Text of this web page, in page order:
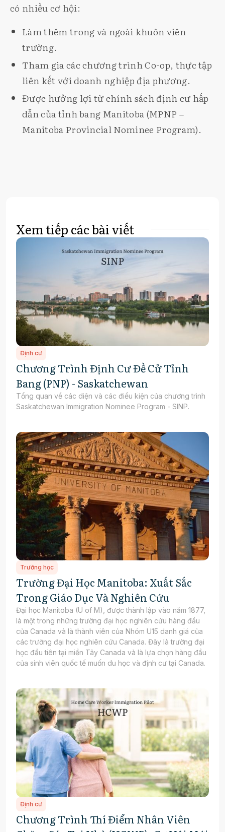
có nhiều cơ hội:
Làm thêm trong và ngoài khuôn viên
trường.
Tham gia các chương trình Co-op, thực tập
liên kết với doanh nghiệp địa phương.
Được hưởng lợi từ chính sách định cư hấp
dẫn của tỉnh bang Manitoba (MPNP –
Manitoba Provincial Nominee Program).
Xem tiếp các bài viết
Định cư
Chương Trình Định Cư Đề Cử Tỉnh
Bang (PNP) - Saskatchewan
Tổng quan về các diện và các điều kiện của chương trình
Saskatchewan Immigration Nominee Program - SINP.
Trường học
Trường Đại Học Manitoba: Xuất Sắc
Trong Giáo Dục Và Nghiên Cứu
Đại học Manitoba (U of M), được thành lập vào năm 1877,
là một trong những trường đại học nghiên cứu hàng đầu
của Canada và là thành viên của Nhóm U15 danh giá của
các trường đại học nghiên cứu Canada. Đây là trường đại
học đầu tiên tại miền Tây Canada và là lựa chọn hàng đầu
của sinh viên quốc tế muốn du học và định cư tại Canada.
Định cư
Chương Trình Thí Điểm Nhân Viên